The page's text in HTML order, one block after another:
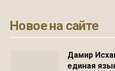
Новое на сайте
Дамир
единая